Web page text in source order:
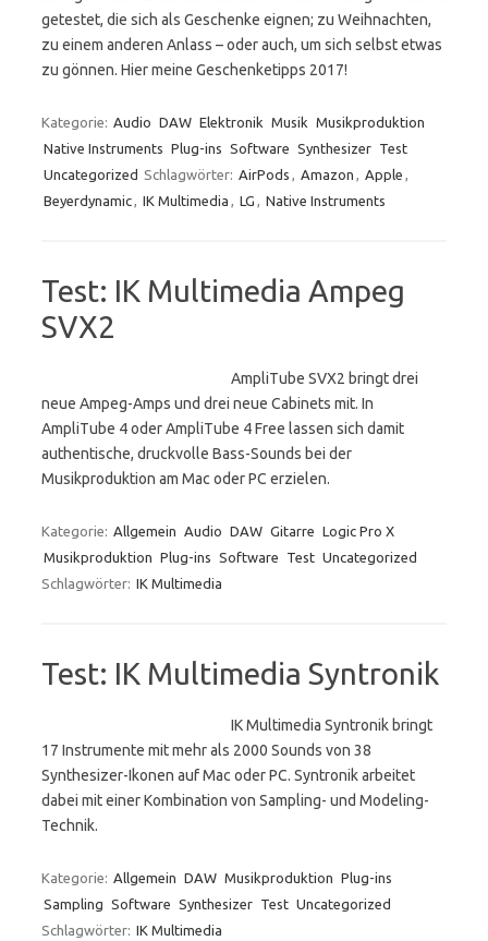
getestet, die sich als Geschenke eignen; zu Weihnachten,
zu einem anderen Anlass – oder auch, um sich selbst etwas
zu gönnen. Hier meine Geschenketipps 2017!
Kategorie: Audio DAW Elektronik Musik Musikproduktion
Native Instruments Plug-ins Software Synthesizer Test
Uncategorized Schlagwörter: AirPods , Amazon , Apple ,
Beyerdynamic, IK Multimedia , LG , Native Instruments
Test: IK Multimedia Ampeg
SVX2
AmpliTube SVX2 bringt drei
neue Ampeg-Amps und drei neue Cabinets mit. In
AmpliTube 4 oder AmpliTube 4 Free lassen sich damit
authentische, druckvolle Bass-Sounds bei der
Musikproduktion am Mac oder PC erzielen.
Kategorie: Allgemein Audio DAW Gitarre Logic Pro X
Musikproduktion Plug-ins Software Test Uncategorized
Schlagwörter: IK Multimedia
Test: IK Multimedia Syntronik
IK Multimedia Syntronik bringt
17 Instrumente mit mehr als 2000 Sounds von 38
Synthesizer-Ikonen auf Mac oder PC. Syntronik arbeitet
dabei mit einer Kombination von Sampling- und Modeling-
Technik.
Kategorie: Allgemein DAW Musikproduktion Plug-ins
Sampling Software Synthesizer Test Uncategorized
Schlagwörter: IK Multimedia